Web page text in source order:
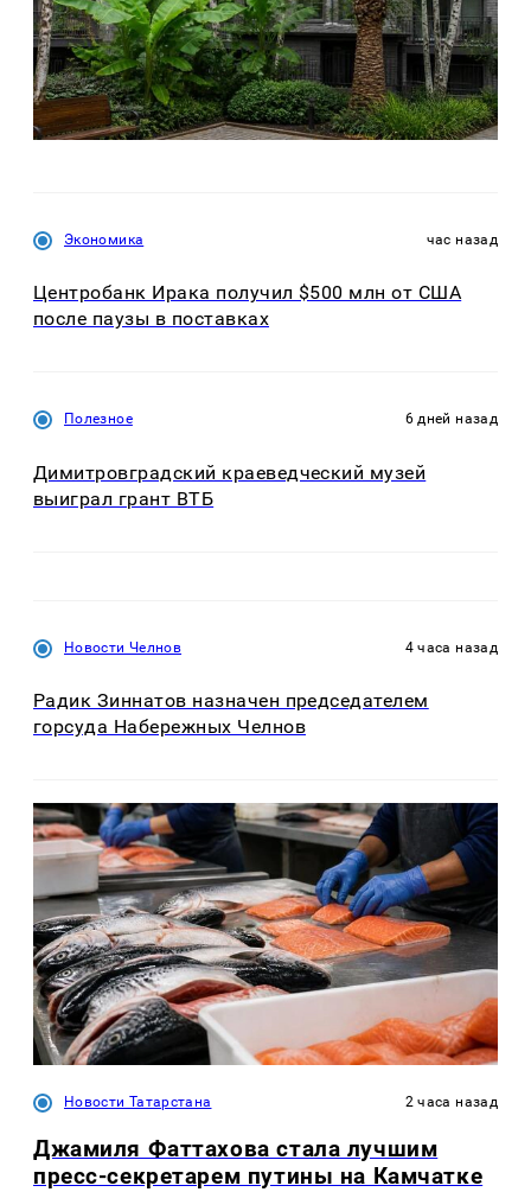
Экономика час назад
Центробанк Ирака получил $500 млн от США
после паузы в поставках
Полезное 6 дней назад
Димитровградский краеведческий музей
выиграл грант ВТБ
Новости Челнов 4 часа назад
Радик Зиннатов назначен председателем
горсуда Набережных Челнов
Новости Татарстана 2 часа назад
Джамиля Фаттахова стала лучшим
пресс-секретарем путины на Камчатке